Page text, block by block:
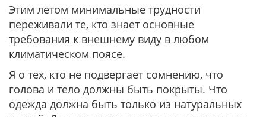
Этим летом минимальные трудности
переживали те, кто знает основные
требования к внешнему виду в любом
климатическом поясе.
Я о тех, кто не подвергает сомнению, что
голова и тело должны быть покрыты. Что
одежда должна быть только из натуральных